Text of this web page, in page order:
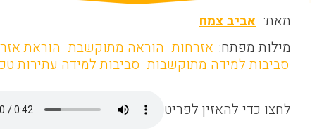
מאת: אביב צמח
מילות מפתח: אזרחות הוראה מתוקשבת הוראת
סביבות למידה מתוקשבות סביבות למידה עתירות
לחצו כדי להאזין לפריט